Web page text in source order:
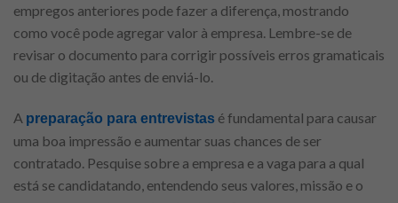
empregos anteriores pode fazer a diferença, mostrando
como você pode agregar valor à empresa. Lembre-se de
revisar o documento para corrigir possíveis erros gramaticais
ou de digitação antes de enviá-lo.
A preparação para entrevistas é fundamental para causar
uma boa impressão e aumentar suas chances de ser
contratado. Pesquise sobre a empresa e a vaga para a qual
está se candidatando, entendendo seus valores, missão e o